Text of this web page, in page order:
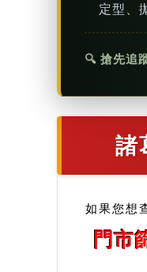
定型、
🔍 搶先追
諸
如果您想
門市